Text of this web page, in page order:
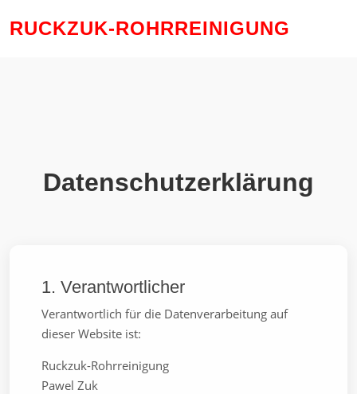
RUCKZUK-ROHRREINIGUNG
Datenschutzerklärung
1. Verantwortlicher
Verantwortlich für die Datenverarbeitung auf
dieser Website ist:
Ruckzuk-Rohrreinigung
Pawel Zuk